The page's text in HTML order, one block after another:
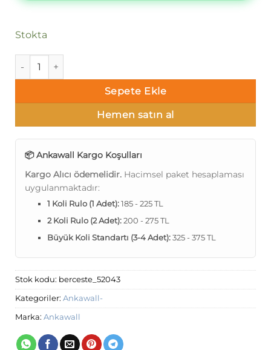
Stokta
Ankawall Berceste-Yaprak 52043 Duvar Kağıdı adet
Sepete Ekle
Hemen satın al
📦 Ankawall Kargo Koşulları
Kargo Alıcı ödemelidir. Hacimsel paket hesaplaması
uygulanmaktadır:
1 Koli Rulo (1 Adet):185 - 225 TL
2 Koli Rulo (2 Adet):200 - 275 TL
Büyük Koli Standartı (3-4 Adet):325 - 375 TL
Stok kodu: berceste_52043
Kategoriler: Ankawall-
Marka: Ankawall